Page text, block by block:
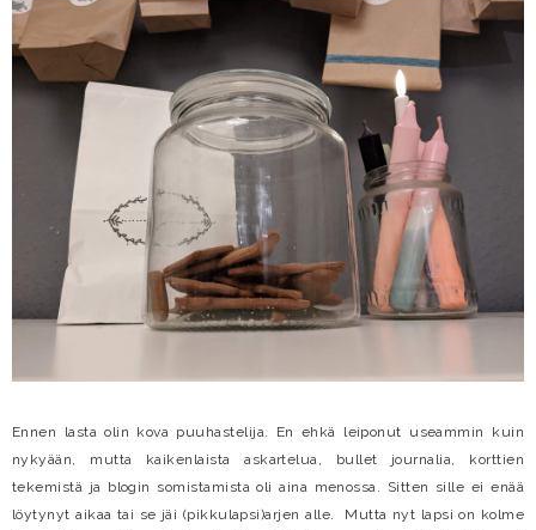
Ennen lasta olin kova puuhastelija. En ehkä leiponut useammin kuin
nykyään, mutta kaikenlaista askartelua, bullet journalia, korttien
tekemistä ja blogin somistamista oli aina menossa. Sitten sille ei enää
löytynyt aikaa tai se jäi (pikkulapsi)arjen alle. Mutta nyt lapsi on kolme